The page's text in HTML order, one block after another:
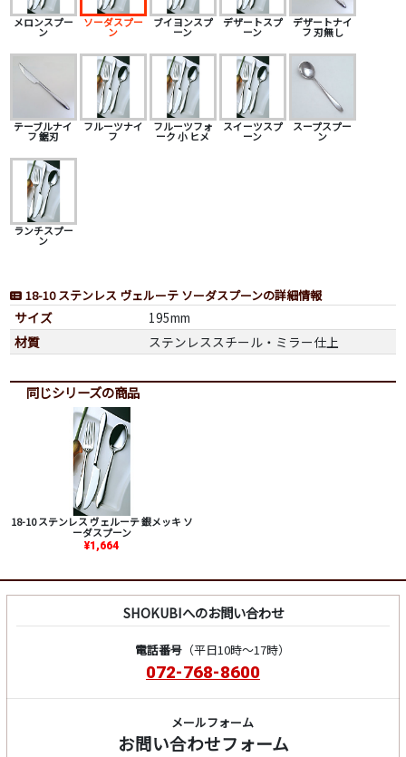
メロンスプー
ン
ソーダスプー
ン
ブイヨンスプ
ーン
デザートスプ
ーン
デザートナイ
フ 刃無し
テーブルナイ
フ 鋸刃
フルーツナイ
フ
フルーツフォ
ーク 小 ヒメ
スイーツスプ
ーン
スープスプー
ン
ランチスプー
ン
18-10 ステンレス ヴェルーテ ソーダスプーンの詳細情報
サイズ
195mm
材質
ステンレススチール・ミラー仕上
同じシリーズの商品
18-10 ステンレス ヴェルーテ 銀メッキ ソ
ーダスプーン
¥1,664
SHOKUBIへのお問い合わせ
電話番号（平日10時～17時）
072-768-8600
メールフォーム
お問い合わせフォーム